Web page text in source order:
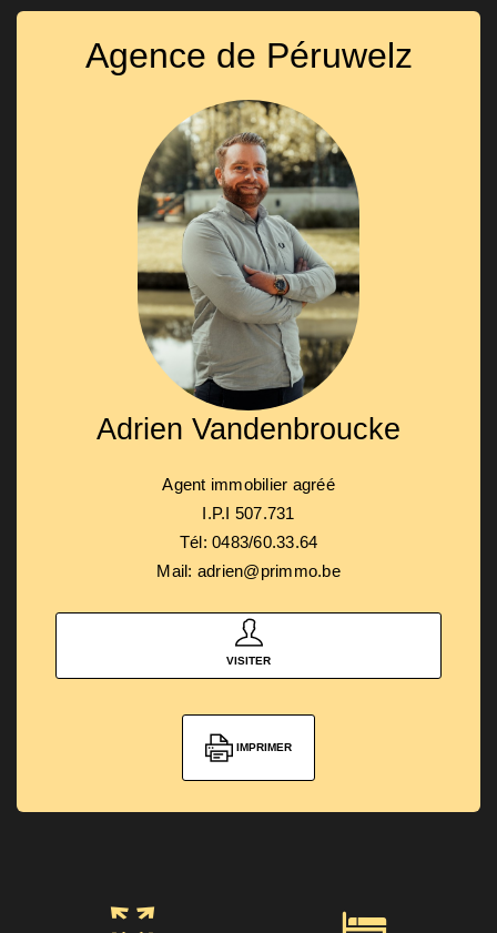
Agence de Péruwelz
Adrien Vandenbroucke
Agent immobilier agréé
I.P.I 507.731
Tél: 0483/60.33.64
Mail: adrien@primmo.be
VISITER
IMPRIMER